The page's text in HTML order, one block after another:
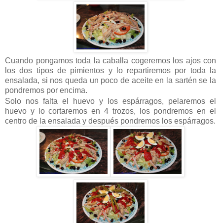
Cuando pongamos toda la caballa cogeremos los ajos con
los dos tipos de pimientos y lo repartiremos por toda la
ensalada, si nos queda un poco de aceite en la sartén se la
pondremos por encima.
Solo nos falta el huevo y los espárragos, pelaremos el
huevo y lo cortaremos en 4 trozos, los pondremos en el
centro de la ensalada y después pondremos los espárragos.